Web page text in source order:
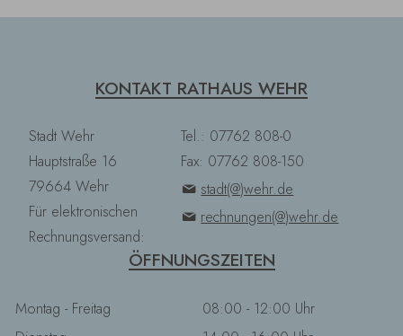
KONTAKT RATHAUS WEHR
Stadt Wehr
Hauptstraße 16
79664 Wehr
Für elektronischen
Rechnungsversand:
Tel.: 07762 808-0
Fax: 07762 808-150
stadt(@)wehr.de
rechnungen(@)wehr.de
ÖFFNUNGSZEITEN
Montag - Freitag
08:00 - 12:00 Uhr